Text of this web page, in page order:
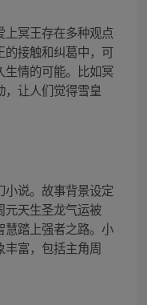
冥王存在多种观点
的接触和纠葛中，可
生情的可能。比如冥
，让人们觉得雪皇
小说。故事背景设定
元天生圣龙气运被
慧踏上强者之路。小
富，包括主角周